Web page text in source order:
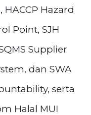
Hazard
Point, SJH
Supplier
dan SWA
serta
Halal MUI